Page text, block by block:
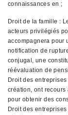
connaissances en ;
Droit de la famille :
acteurs privilégiés
accompagnera pour
notification de
conjugal, une
réévaluation de
Droit des
création, ont
pour obtenir des
Droit des